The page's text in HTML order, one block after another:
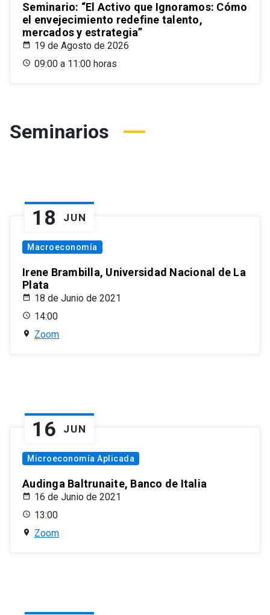
Seminario: “El Activo que Ignoramos: Cómo
el envejecimiento redefine talento,
mercados y estrategia”
19 de Agosto de 2026
09:00 a 11:00 horas
Seminarios
18 JUN
Macroeconomía
Irene Brambilla, Universidad Nacional de La
Plata
18 de Junio de 2021
14:00
Zoom
16 JUN
Microeconomía Aplicada
Audinga Baltrunaite, Banco de Italia
16 de Junio de 2021
13:00
Zoom